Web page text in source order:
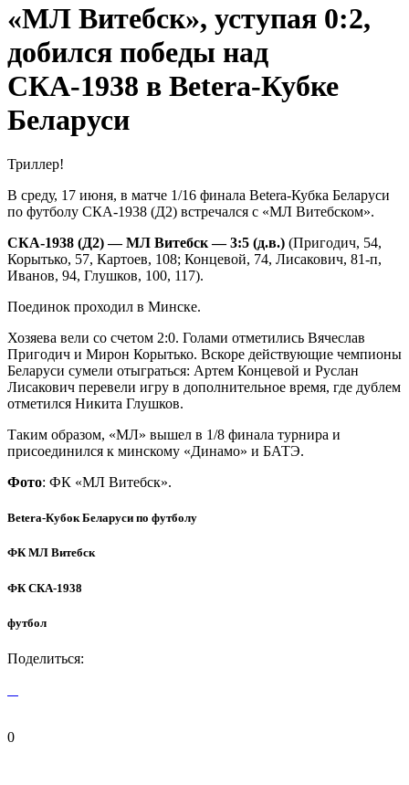
«МЛ Витебск», уступая 0:2,
добился победы над
СКА-1938 в Betera-Кубке
Беларуси
Триллер!
В среду, 17 июня, в матче 1/16 финала Betera-Кубка Беларуси
по футболу СКА-1938 (Д2) встречался с «МЛ Витебском».
СКА-1938 (Д2) — МЛ Витебск — 3:5 (д.в.) (Пригодич, 54,
Корытько, 57, Картоев, 108; Концевой, 74, Лисакович, 81-п,
Иванов, 94, Глушков, 100, 117).
Поединок проходил в Минске.
Хозяева вели со счетом 2:0. Голами отметились Вячеслав
Пригодич и Мирон Корытько. Вскоре действующие чемпионы
Беларуси сумели отыграться: Артем Концевой и Руслан
Лисакович перевели игру в дополнительное время, где дублем
отметился Никита Глушков.
Таким образом, «МЛ» вышел в 1/8 финала турнира и
присоединился к минскому «Динамо» и БАТЭ.
Фото: ФК «МЛ Витебск».
Betera-Кубок Беларуси по футболу
ФК МЛ Витебск
ФК СКА-1938
футбол
Поделиться:
0